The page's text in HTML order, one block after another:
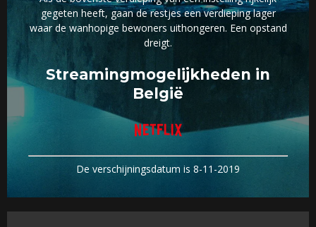
gegeten heeft, gaan de restjes een verdieping lager
waar de wanhopige bewoners uithongeren. Een opstand
dreigt.
Streamingmogelijkheden in
België
De verschijningsdatum is 8-11-2019